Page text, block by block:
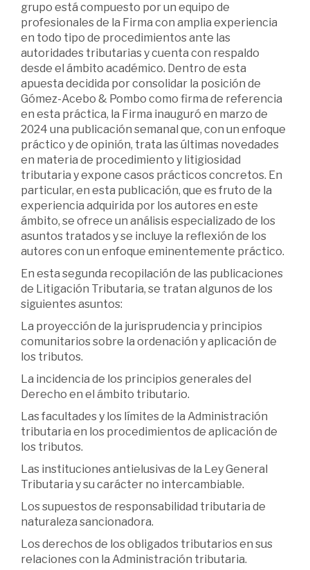
grupo está compuesto por un equipo de
profesionales de la Firma con amplia experiencia
en todo tipo de procedimientos ante las
autoridades tributarias y cuenta con respaldo
desde el ámbito académico. Dentro de esta
apuesta decidida por consolidar la posición de
Gómez-Acebo & Pombo como firma de referencia
en esta práctica, la Firma inauguró en marzo de
2024 una publicación semanal que, con un enfoque
práctico y de opinión, trata las últimas novedades
en materia de procedimiento y litigiosidad
tributaria y expone casos prácticos concretos. En
particular, en esta publicación, que es fruto de la
experiencia adquirida por los autores en este
ámbito, se ofrece un análisis especializado de los
asuntos tratados y se incluye la reflexión de los
autores con un enfoque eminentemente práctico.
En esta segunda recopilación de las publicaciones
de Litigación Tributaria, se tratan algunos de los
siguientes asuntos:
La proyección de la jurisprudencia y principios
comunitarios sobre la ordenación y aplicación de
los tributos.
La incidencia de los principios generales del
Derecho en el ámbito tributario.
Las facultades y los límites de la Administración
tributaria en los procedimientos de aplicación de
los tributos.
Las instituciones antielusivas de la Ley General
Tributaria y su carácter no intercambiable.
Los supuestos de responsabilidad tributaria de
naturaleza sancionadora.
Los derechos de los obligados tributarios en sus
relaciones con la Administración tributaria.